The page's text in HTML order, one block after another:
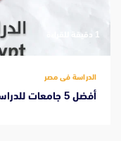
‫1 دقيقة للقراءة
الدراسة فى مصر
أفضل 5 جامعات للدراسة في مصر